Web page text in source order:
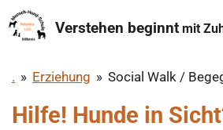
Zum
Hauptinhalt
Verstehen beginnt mit
. » Erziehung » Social Walk /
Hilfe! Hunde in